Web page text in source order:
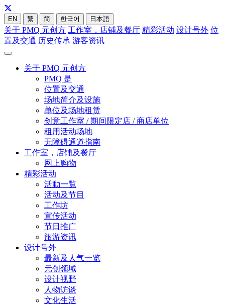
EN 繁 简 한국어 日本語
关于 PMQ 元创方 工作室，店铺及餐厅 精彩活动 设计号外 位
置及交通 历史传承 游客资讯
关于 PMQ 元创方
PMQ 是
位置及交通
场地简介及设施
单位及场地租赁
创意工作室 / 期间限定店 / 商店单位
租用活动场地
无障碍通道指南
工作室，店铺及餐厅
网上购物
精彩活动
活動一覧
活动及节目
工作坊
宣传活动
节日推广
旅游资讯
设计号外
最新及人气一览
元创领域
设计视野
人物访谈
文化生活